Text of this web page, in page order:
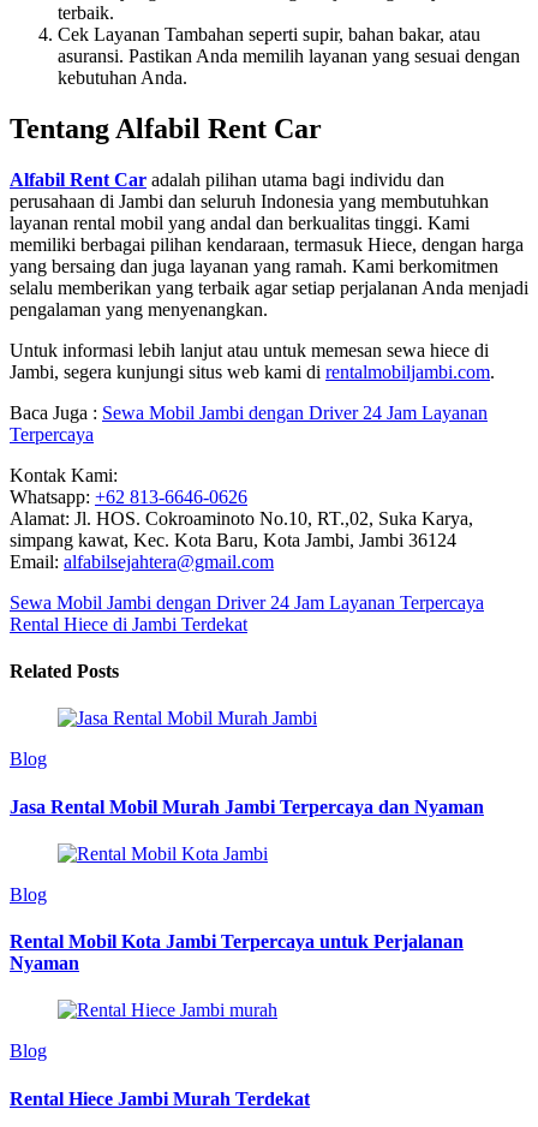
terbaik.
Cek Layanan Tambahan seperti supir, bahan bakar, atau
asuransi. Pastikan Anda memilih layanan yang sesuai dengan
kebutuhan Anda.
Tentang Alfabil Rent Car
Alfabil Rent Car adalah pilihan utama bagi individu dan
perusahaan di Jambi dan seluruh Indonesia yang membutuhkan
layanan rental mobil yang andal dan berkualitas tinggi. Kami
memiliki berbagai pilihan kendaraan, termasuk Hiece, dengan harga
yang bersaing dan juga layanan yang ramah. Kami berkomitmen
selalu memberikan yang terbaik agar setiap perjalanan Anda menjadi
pengalaman yang menyenangkan.
Untuk informasi lebih lanjut atau untuk memesan sewa hiece di
Jambi, segera kunjungi situs web kami di rentalmobiljambi.com.
Baca Juga : Sewa Mobil Jambi dengan Driver 24 Jam Layanan
Terpercaya
Kontak Kami:
Whatsapp: +62 813-6646-0626
Alamat: Jl. HOS. Cokroaminoto No.10, RT.,02, Suka Karya,
simpang kawat, Kec. Kota Baru, Kota Jambi, Jambi 36124
Email: alfabilsejahtera@gmail.com
Sewa Mobil Jambi dengan Driver 24 Jam Layanan Terpercaya
Rental Hiece di Jambi Terdekat
Related Posts
Blog
Jasa Rental Mobil Murah Jambi Terpercaya dan Nyaman
Blog
Rental Mobil Kota Jambi Terpercaya untuk Perjalanan
Nyaman
Blog
Rental Hiece Jambi Murah Terdekat